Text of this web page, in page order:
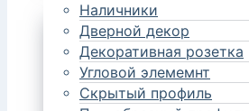
Наличники
Дверной декор
Декоративная розетка
Угловой элемемнт
Скрытый профиль